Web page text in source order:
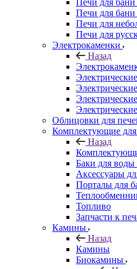
Печи для бани
Печи для бани
Печи для
Печи для
Электрокаменки
Назад
Облицовки для
Комплектующие для
Назад
Баки для
Аксессуары
Порталы для
Топливо
Запчасти к
Камины
Назад
Камины
Биокамины